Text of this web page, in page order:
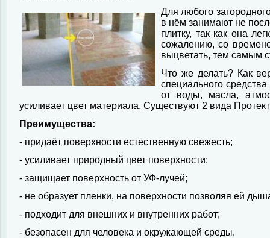
Для любого
в нём занимают не
плитку, так как она
сожалению, со
выцветать, тем самым
Что же делать? Как
специального
от воды, масла,
усиливает цвет материала. Существуют 2 вида
Преимущества:
- придаёт поверхности естественную свежесть;
- усиливает природный цвет поверхности;
- защищает поверхность от УФ-лучей;
- не образует пленки, на поверхности позволяя ей
- подходит для внешних и внутренних работ;
- безопасен для человека и окружающей среды.